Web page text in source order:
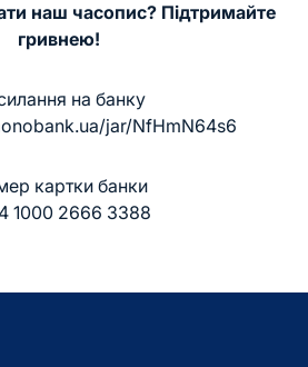
наш часопис? Підтримайте
гривнею!
на банку
jar/NfHmN64s6
картки банки
1000 2666 3388